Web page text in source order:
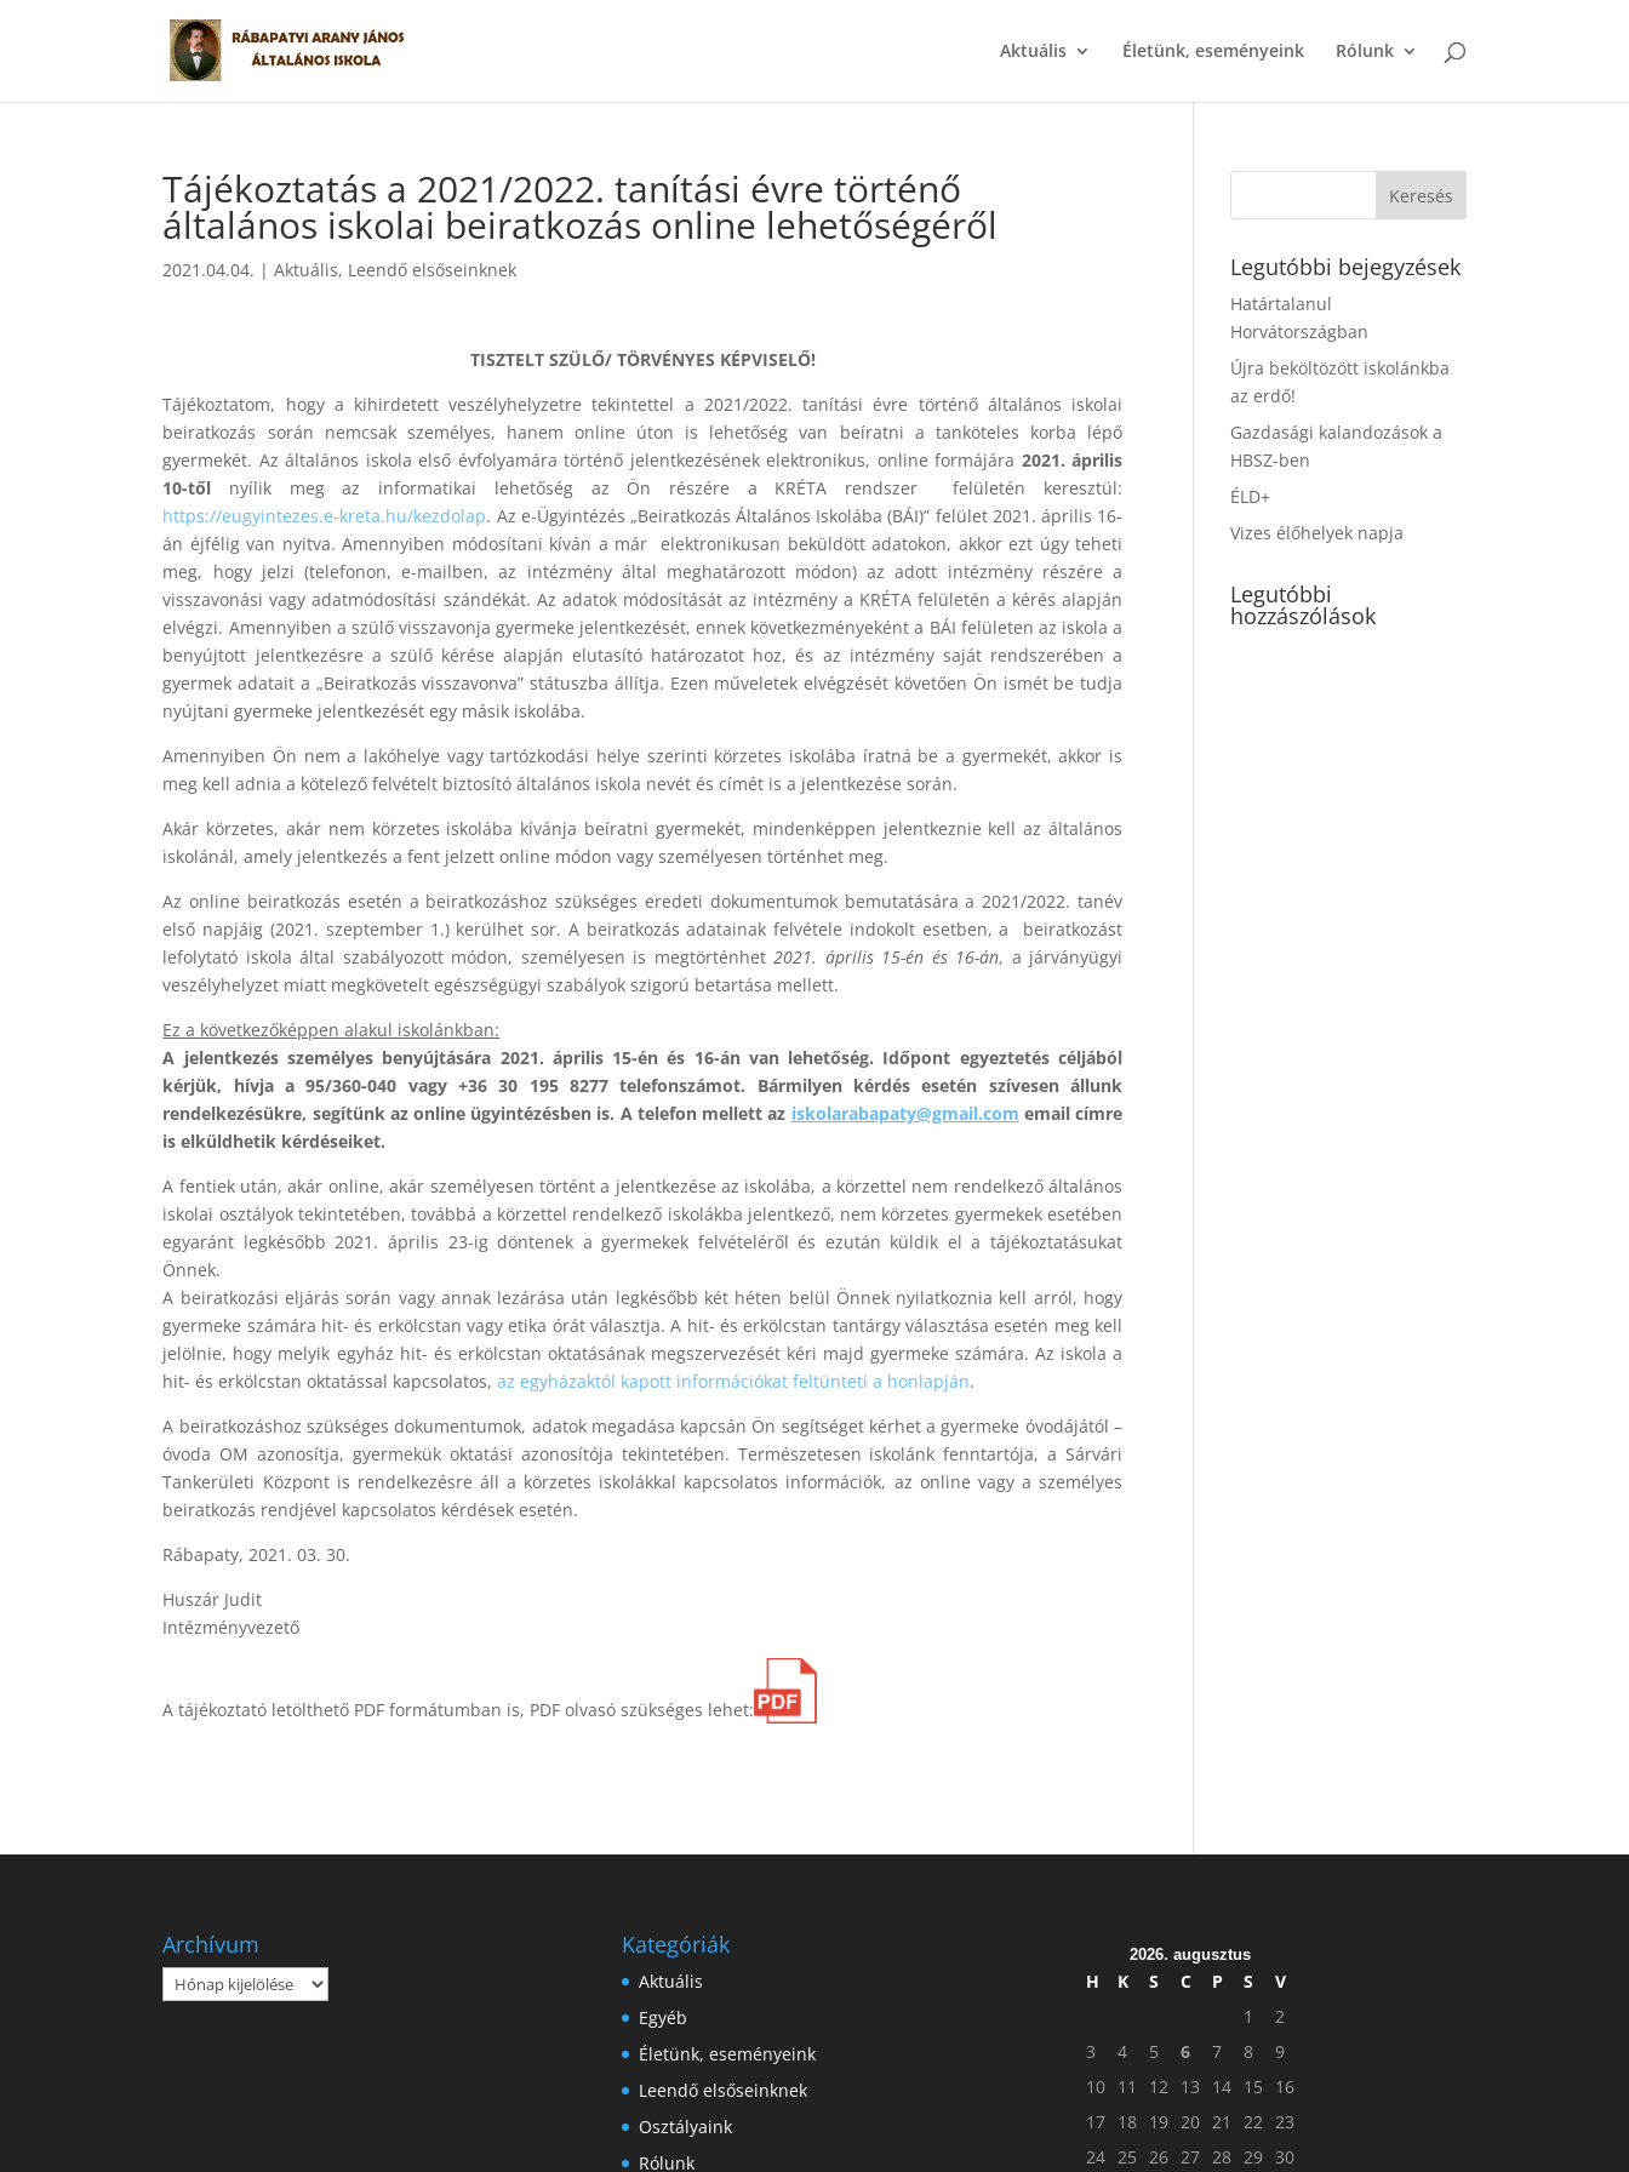
Aktuális Életünk, eseményeink Rólunk
Tájékoztatás a 2021/2022. tanítási évre történő
általános iskolai beiratkozás online lehetőségéről
2021.04.04. |Aktuális, Leendő elsőseinknek
TISZTELT SZÜLŐ/ TÖRVÉNYES KÉPVISELŐ!
Tájékoztatom, hogy a kihirdetett veszélyhelyzetre tekintettel a 2021/2022. tanítási évre történő általános iskolai
beiratkozás során nemcsak személyes, hanem online úton is lehetőség van beíratni a tanköteles korba lépő
gyermekét. Az általános iskola első évfolyamára történő jelentkezésének elektronikus, online formájára 2021. április
10-től nyílik meg az informatikai lehetőség az Ön részére a KRÉTA rendszer felületén keresztül:
https://eugyintezes.e-kreta.hu/kezdolap. Az e-Ügyintézés „Beiratkozás Általános Iskolába (BÁI)” felület 2021. április 16-
án éjfélig van nyitva. Amennyiben módosítani kíván a már elektronikusan beküldött adatokon, akkor ezt úgy teheti
meg, hogy jelzi (telefonon, e-mailben, az intézmény által meghatározott módon) az adott intézmény részére a
visszavonási vagy adatmódosítási szándékát. Az adatok módosítását az intézmény a KRÉTA felületén a kérés alapján
elvégzi. Amennyiben a szülő visszavonja gyermeke jelentkezését, ennek következményeként a BÁI felületen az iskola a
benyújtott jelentkezésre a szülő kérése alapján elutasító határozatot hoz, és az intézmény saját rendszerében a
gyermek adatait a „Beiratkozás visszavonva” státuszba állítja. Ezen műveletek elvégzését követően Ön ismét be tudja
nyújtani gyermeke jelentkezését egy másik iskolába.
Amennyiben Ön nem a lakóhelye vagy tartózkodási helye szerinti körzetes iskolába íratná be a gyermekét, akkor is
meg kell adnia a kötelező felvételt biztosító általános iskola nevét és címét is a jelentkezése során.
Akár körzetes, akár nem körzetes iskolába kívánja beíratni gyermekét, mindenképpen jelentkeznie kell az általános
iskolánál, amely jelentkezés a fent jelzett online módon vagy személyesen történhet meg.
Az online beiratkozás esetén a beiratkozáshoz szükséges eredeti dokumentumok bemutatására a 2021/2022. tanév
első napjáig (2021. szeptember 1.) kerülhet sor. A beiratkozás adatainak felvétele indokolt esetben, a beiratkozást
lefolytató iskola által szabályozott módon, személyesen is megtörténhet2021. április 15-én és 16-án, a járványügyi
veszélyhelyzet miatt megkövetelt egészségügyi szabályok szigorú betartása mellett.
Ez a következőképpen alakul iskolánkban:
A jelentkezés személyes benyújtására 2021. április 15-én és 16-án van lehetőség. Időpont egyeztetés céljából
kérjük, hívja a 95/360-040 vagy +36 30 195 8277 telefonszámot. Bármilyen kérdés esetén szívesen állunk
rendelkezésükre, segítünk az online ügyintézésben is. A telefon mellett az iskolarabapaty@gmail.com email címre
is elküldhetik kérdéseiket.
A fentiek után, akár online, akár személyesen történt a jelentkezése az iskolába, a körzettel nem rendelkező általános
iskolai osztályok tekintetében, továbbá a körzettel rendelkező iskolákba jelentkező, nem körzetes gyermekek esetében
egyaránt legkésőbb 2021. április 23-ig döntenek a gyermekek felvételéről és ezután küldik el a tájékoztatásukat
Önnek.
A beiratkozási eljárás során vagy annak lezárása után legkésőbb két héten belül Önnek nyilatkoznia kell arról, hogy
gyermeke számára hit- és erkölcstan vagy etika órát választja. A hit- és erkölcstan tantárgy választása esetén meg kell
jelölnie, hogy melyik egyház hit- és erkölcstan oktatásának megszervezését kéri majd gyermeke számára. Az iskola a
hit- és erkölcstan oktatással kapcsolatos,az egyházaktól kapott információkat feltünteti a honlapján.
A beiratkozáshoz szükséges dokumentumok, adatok megadása kapcsán Ön segítséget kérhet a gyermeke óvodájától –
óvoda OM azonosítja, gyermekük oktatási azonosítója tekintetében. Természetesen iskolánk fenntartója, a Sárvári
Tankerületi Központ is rendelkezésre áll a körzetes iskolákkal kapcsolatos információk, az online vagy a személyes
beiratkozás rendjével kapcsolatos kérdések esetén.
Rábapaty, 2021. 03. 30.
Huszár Judit
Intézményvezető
A tájékoztató letölthető PDF formátumban is, PDF olvasó szükséges lehet:
Legutóbbi bejegyzések
Határtalanul
Horvátországban
Újra beköltözött iskolánkba
az erdő!
Gazdasági kalandozások a
HBSZ-ben
ÉLD+
Vizes élőhelyek napja
Legutóbbi
hozzászólások
Archívum
Archívum
Kategóriák
Aktuális
Egyéb
Életünk, eseményeink
Leendő elsőseinknek
Osztályaink
Rólunk
2026. augusztus
H K S C P S
V
1
2
3
4 5 6 7 8
9
10
11 12 13 14 15
16
17
18 19 20 21 22
23
24
25 26 27 28 29 30